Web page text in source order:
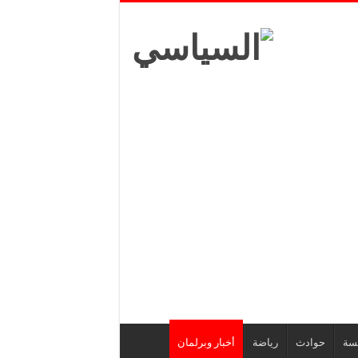
أخبار وبرلمان رياضة حوادث